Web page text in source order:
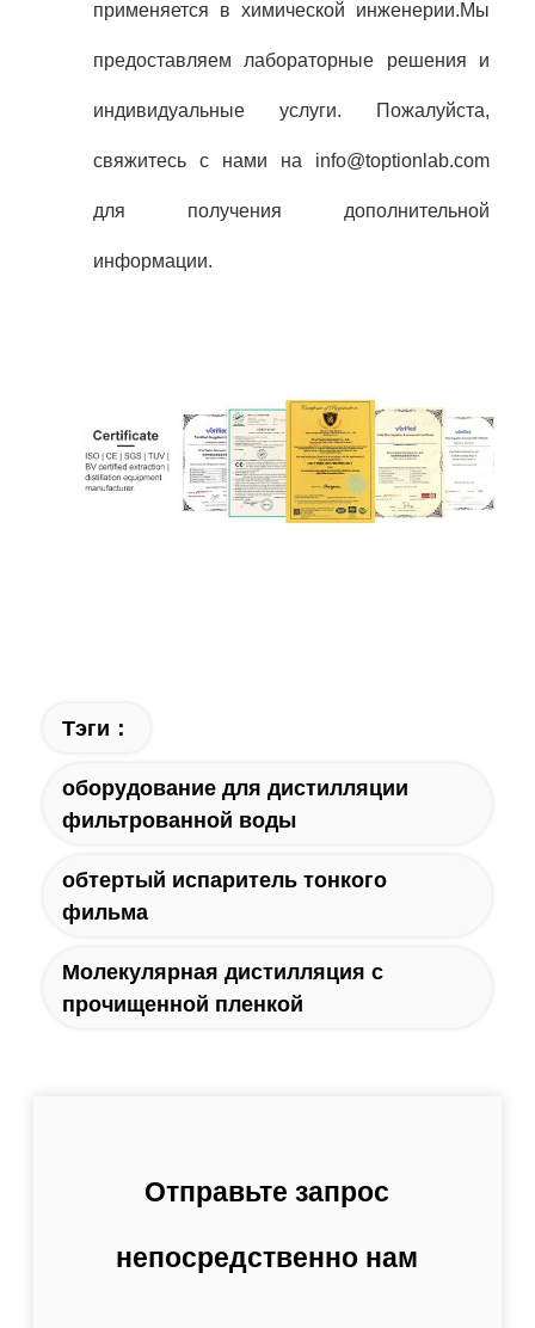
применяется в химической инженерии.Мы
предоставляем лабораторные решения и
индивидуальные услуги. Пожалуйста,
свяжитесь с нами на info@toptionlab.com
для получения дополнительной
информации.
Тэги：
оборудование для дистилляции
фильтрованной воды
обтертый испаритель тонкого
фильма
Молекулярная дистилляция с
прочищенной пленкой
Отправьте запрос
непосредственно нам